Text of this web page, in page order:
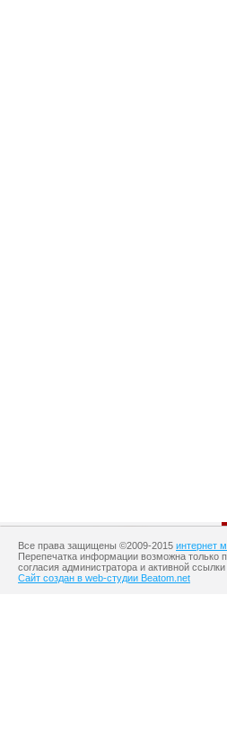
Все права защищены ©2009-2015 интернет
Перепечатка информации возможна только
согласия администратора и активной ссылки
Сайт создан в web-студии Beatom.net